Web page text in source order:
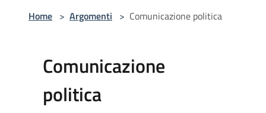
Home > Argomenti > Comunicazione politica
Comunicazione
politica